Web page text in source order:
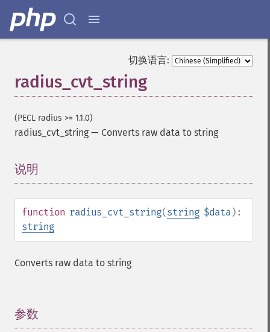
切换语言:
radius_cvt_string
(PECL radius >= 1.1.0)
radius_cvt_string — Converts raw data to string
说明
function radius_cvt_string(string $data):
string
Converts raw data to string
参数